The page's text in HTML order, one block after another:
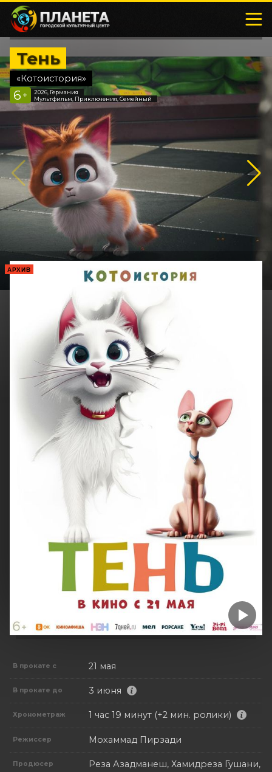
Тень
«Котоистория»
6 +
2026, Германия
Мультфильм, Приключения, Семейный
АРХИВ
В прокате с 21 мая
В прокате до 3 июня
Хронометраж 1 час 19 минут (+2 мин. ролики)
Режиссер Мохаммад Пирзади
Продюсер
Реза Азадманеш, Хамидреза Гушани,